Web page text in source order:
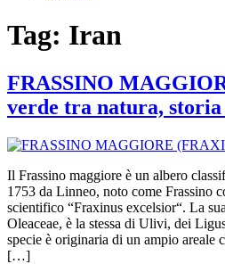
Tag: Iran
FRASSINO
verde tra natura,
Il Frassino maggiore è un albero
1753 da Linneo, noto come Frassino
scientifico “Fraxinus excelsior“. La
Oleaceae, è la stessa di Ulivi, dei
specie è originaria di un ampio areale
[…]